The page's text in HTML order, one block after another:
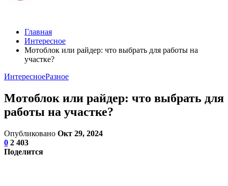
Главная
Интересное
Мотоблок или райдер: что выбрать для работы на
участке?
ИнтересноеРазное
Мотоблок или райдер: что выбрать для
работы на участке?
Опубликовано Окт 29, 2024
0 2 403
Поделится